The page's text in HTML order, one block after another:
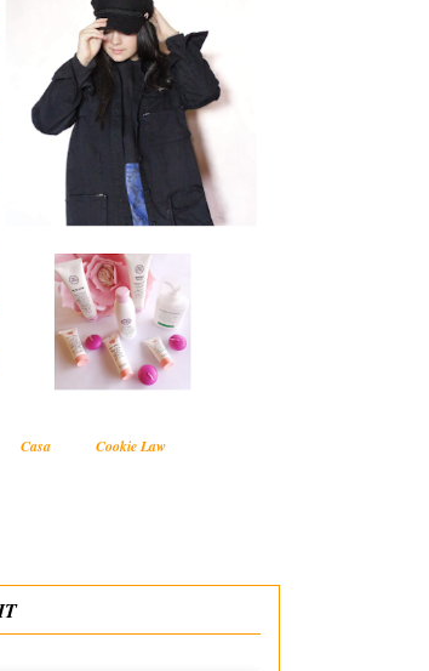
Casa
Cookie Law